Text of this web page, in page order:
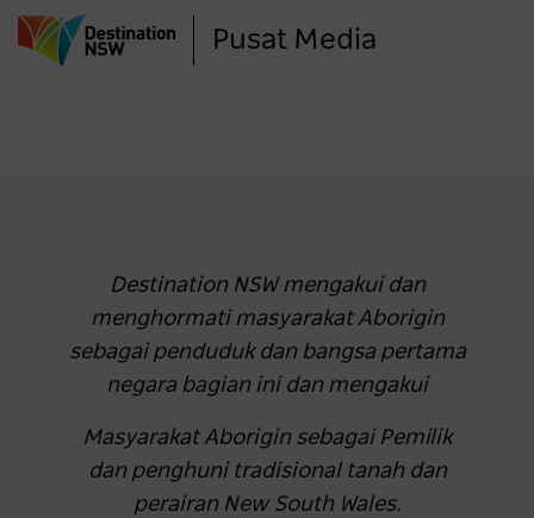
ke
Pusat Media
Destination NSW mengakui dan
menghormati masyarakat Aborigin
sebagai penduduk dan bangsa pertama
negara bagian ini dan mengakui
Masyarakat Aborigin sebagai Pemilik
dan penghuni tradisional tanah dan
perairan New South Wales.